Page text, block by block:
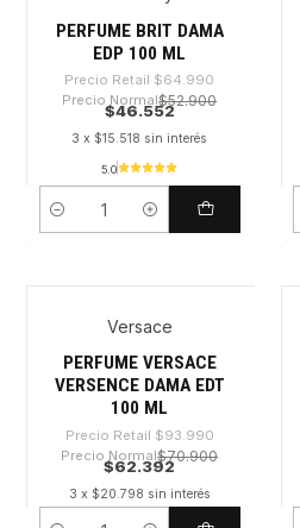
PERFUME BRIT DAMA
EDP 100 ML
Precio Retail $64.990
Precio Normal$52.900
$46.552
3 x $15.518 sin interés
5.0
Cantidad
Versace
PERFUME VERSACE
VERSENCE DAMA EDT
100 ML
Precio Retail $93.990
Precio Normal$70.900
$62.392
3 x $20.798 sin interés